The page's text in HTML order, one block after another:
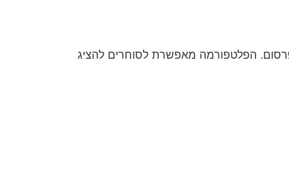
לפרסום סטוקים ומלאי עסקי בכמויות גדולות, ללא עמלות וללא תיווך בעלות סמלית של 50 ש״ח לפרסום. הפלטפורמה מאפשרת לסוחרים להציג